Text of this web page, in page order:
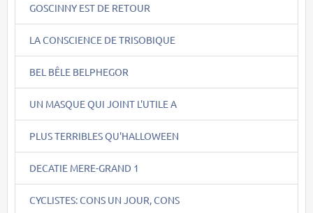
GOSCINNY EST DE RETOUR
LA CONSCIENCE DE TRISOBIQUE
BEL BÊLE BELPHEGOR
UN MASQUE QUI JOINT L'UTILE A
PLUS TERRIBLES QU'HALLOWEEN
DECATIE MERE-GRAND 1
CYCLISTES: CONS UN JOUR, CONS